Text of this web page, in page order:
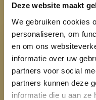
Deze website maakt
We gebruiken cookies
personaliseren, om
en om ons
informatie over uw
partners voor social
partners kunnen deze
informatie die u aan ze
Maak je aankoop
Imperial Riding